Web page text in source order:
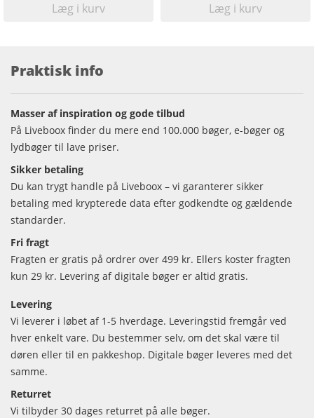
Læg i kurv Læg i kurv
Praktisk info
Masser af inspiration og gode tilbud
På Liveboox finder du mere end 100.000 bøger, e-bøger og
lydbøger til lave priser.
Sikker betaling
Du kan trygt handle på Liveboox – vi garanterer sikker
betaling med krypterede data efter godkendte og gældende
standarder.
Fri fragt
Fragten er gratis på ordrer over 499 kr. Ellers koster fragten
kun 29 kr. Levering af digitale bøger er altid gratis.
Levering
Vi leverer i løbet af 1-5 hverdage. Leveringstid fremgår ved
hver enkelt vare. Du bestemmer selv, om det skal være til
døren eller til en pakkeshop. Digitale bøger leveres med det
samme.
Returret
Vi tilbyder 30 dages returret på alle bøger.